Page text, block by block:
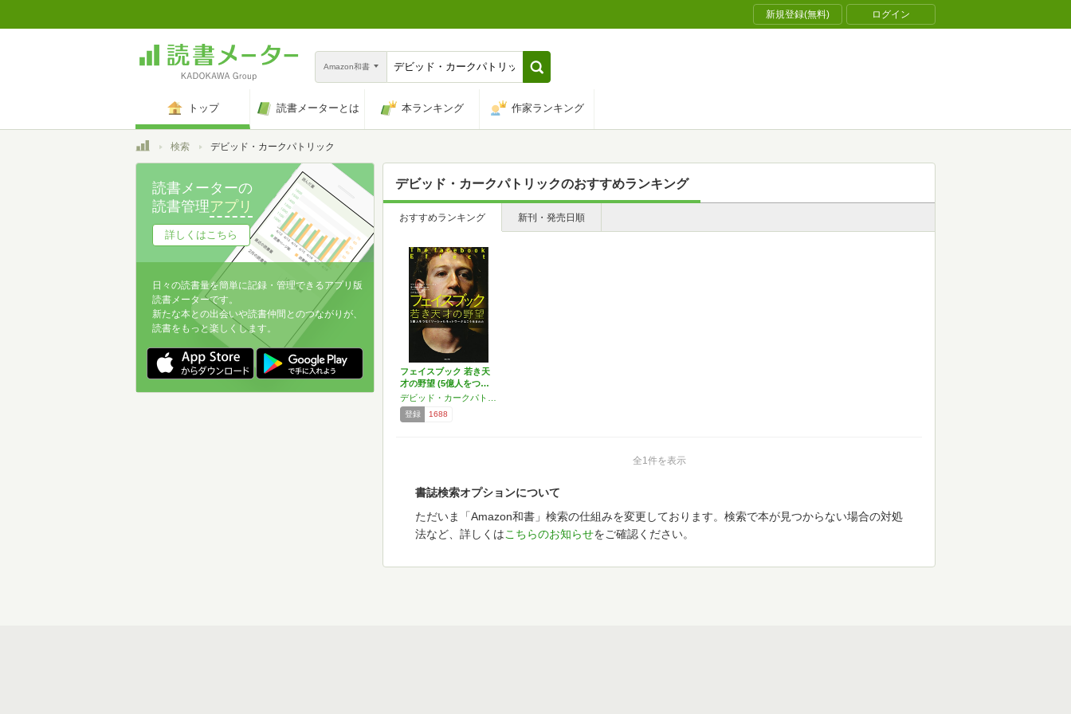
新規登録(無料) ログイン
Amazon和書
トップ 読書メーターとは 本ランキング 作家ランキング
トップ検索 デビッド・カークパトリック
デビッド・カークパトリックのおすすめランキング
おすすめランキング 新刊・発売日順
フェイスブック 若き天
才の野望 (5億人をつ…
登録 1688
全1件を表示
書誌検索オプションについて
ただいま「Amazon和書」検索の仕組みを変更しております。検索で本が見つからない場合の対処
法など、詳しくはこちらのお知らせをご確認ください。
読書メーターの
読書管理アプリ
詳しくはこちら
日々の読書量を簡単に記録・管理できるアプリ版
読書メーターです。
新たな本との出会いや読書仲間とのつながりが、
読書をもっと楽しくします。